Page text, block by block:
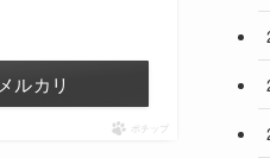
メルカリ
ポチップ